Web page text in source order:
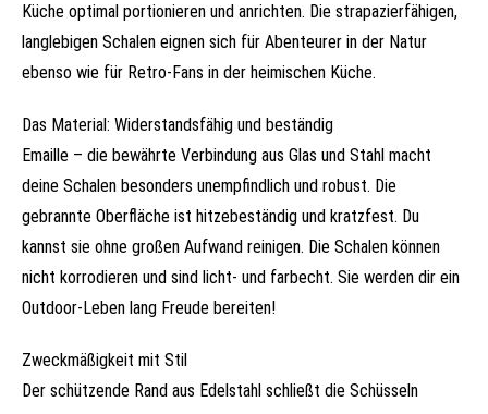
Küche optimal portionieren und anrichten. Die strapazierfähigen,
langlebigen Schalen eignen sich für Abenteurer in der Natur
ebenso wie für Retro-Fans in der heimischen Küche.
Das Material: Widerstandsfähig und beständig
Emaille – die bewährte Verbindung aus Glas und Stahl macht
deine Schalen besonders unempfindlich und robust. Die
gebrannte Oberfläche ist hitzebeständig und kratzfest. Du
kannst sie ohne großen Aufwand reinigen. Die Schalen können
nicht korrodieren und sind licht- und farbecht. Sie werden dir ein
Outdoor-Leben lang Freude bereiten!
Zweckmäßigkeit mit Stil
Der schützende Rand aus Edelstahl schließt die Schüsseln